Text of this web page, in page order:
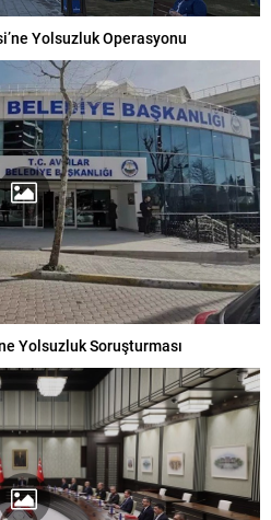
Yolsuzluk Operasyonu
Yolsuzluk Soruşturması